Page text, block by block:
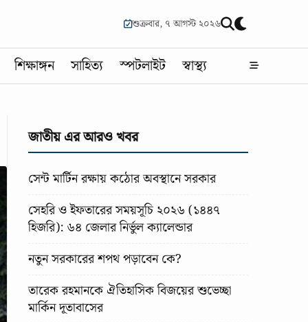
শুক্রবার, ৭ আগস্ট ২০২৬
শিক্ষাঙ্গন সাহিত্য স্পটলাইট স্বাস্থ্য
জাতীয় এর আরও খবর
সেন্ট মার্টিন রক্ষায় কঠোর অবস্থানে সরকার
সেহরি ও ইফতারের সময়সূচি ২০২৬ (১৪৪৭
হিজরি): ৬৪ জেলার নির্ভুল ক্যালেন্ডার
নতুন সরকারের শপথ পড়াবেন কে?
তারেক রহমানকে ঐতিহাসিক বিজয়ের শুভেচ্ছা
মার্কিন দূতাবাসের